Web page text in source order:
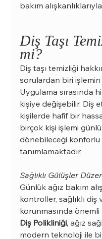
bakım
Diş Taşı
mi?
Diş taşı temizliği
sorulardan biri işlemin
Uygulama sırasında
kişiye değişebilir. Diş
kişilerde hafif bir
birçok kişi işlemi
dönebileceği
tanımlamaktadır.
Sağlıklı Gülüşler
Günlük ağız bakım
kontroller, sağlıklı diş
korunmasında
Diş Polikliniği, ağız
modern teknoloji ile